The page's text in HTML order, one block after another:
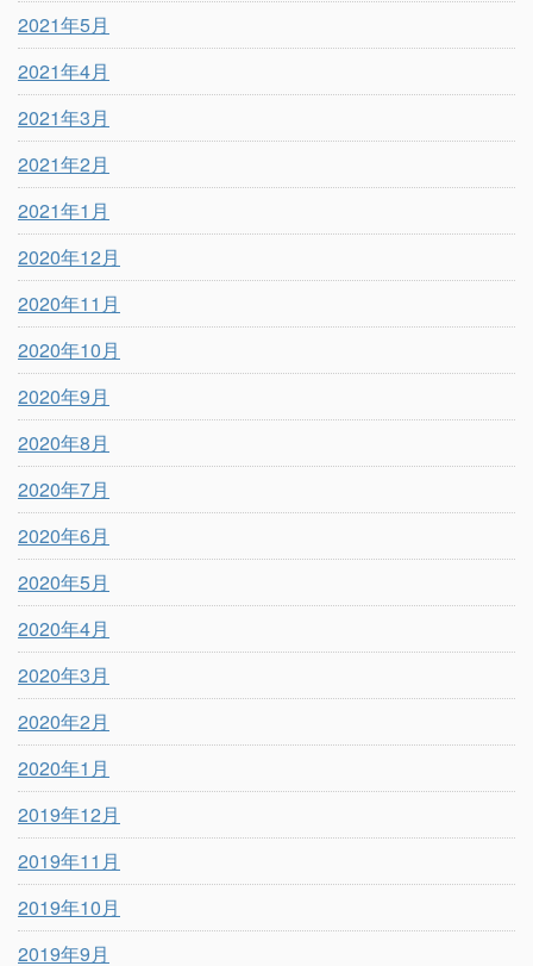
2021年5月
2021年4月
2021年3月
2021年2月
2021年1月
2020年12月
2020年11月
2020年10月
2020年9月
2020年8月
2020年7月
2020年6月
2020年5月
2020年4月
2020年3月
2020年2月
2020年1月
2019年12月
2019年11月
2019年10月
2019年9月